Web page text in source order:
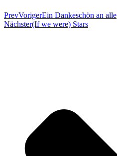
PrevVorigerEin Dankeschön an alle
Nächster(If we were) Stars